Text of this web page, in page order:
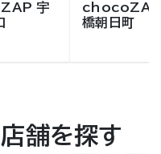
宇
chocoZAP
橋朝日町
舗を探す